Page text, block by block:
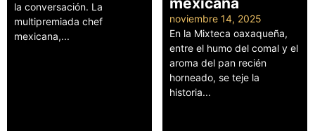
la conversación. La
multipremiada chef
mexicana,...
noviembre 14, 2025
En la Mixteca oaxaqueña,
entre el humo del comal y el
aroma del pan recién
horneado, se teje la
historia...